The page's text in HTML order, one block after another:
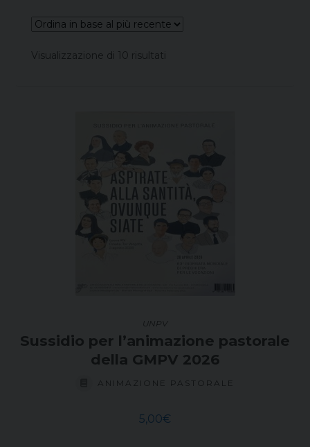
Visualizzazione di 10 risultati
UNPV
Sussidio per l’animazione pastorale
della GMPV 2026
ANIMAZIONE PASTORALE
5,00€